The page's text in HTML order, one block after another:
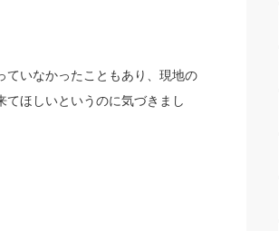
ていなかったこともあり、現地の
てほしいというのに気づきまし